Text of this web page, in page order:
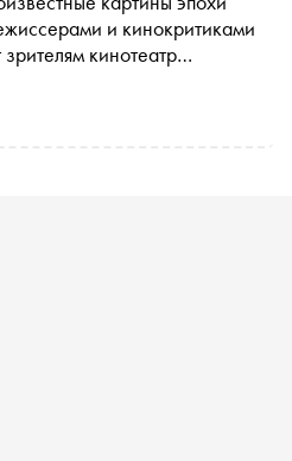
и кинокритиками
кинотеатр